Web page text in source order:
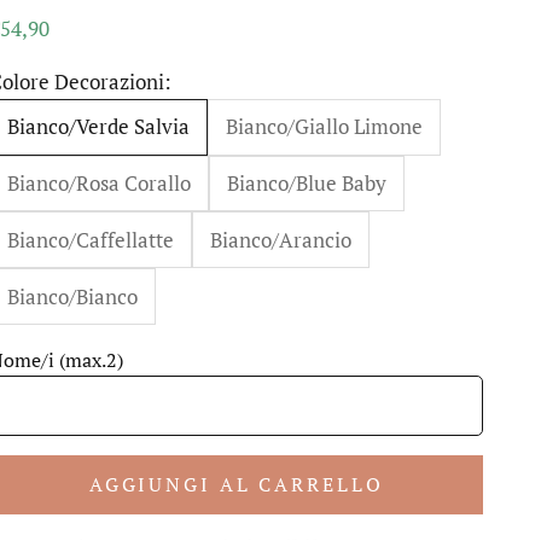
scontato
Decorazioni:
Bianco/Verde Salvia
Bianco/Giallo Limone
Bianco/Rosa Corallo Bianco/Blue Baby
Bianco/Caffellatte Bianco/Arancio
Bianco/Bianco
i (max.2)
AGGIUNGI AL CARRELLO